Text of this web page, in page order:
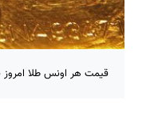
قیمت هر اونس طلا امروز با ۰.۰۱ درصد کاهش به ۲۷۰۳ دلار و ۵ سنت